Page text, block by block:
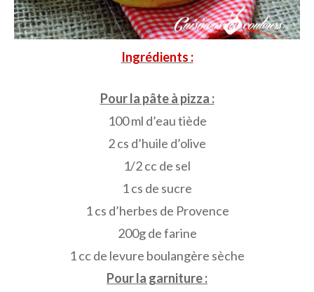
Ingrédients :
Pour la pâte à pizza :
100 ml d’eau tiède
2 cs d’huile d’olive
1/2 cc de sel
1 cs de sucre
1 cs d’herbes de Provence
200g de farine
1 cc de levure boulangère sèche
Pour la garniture :